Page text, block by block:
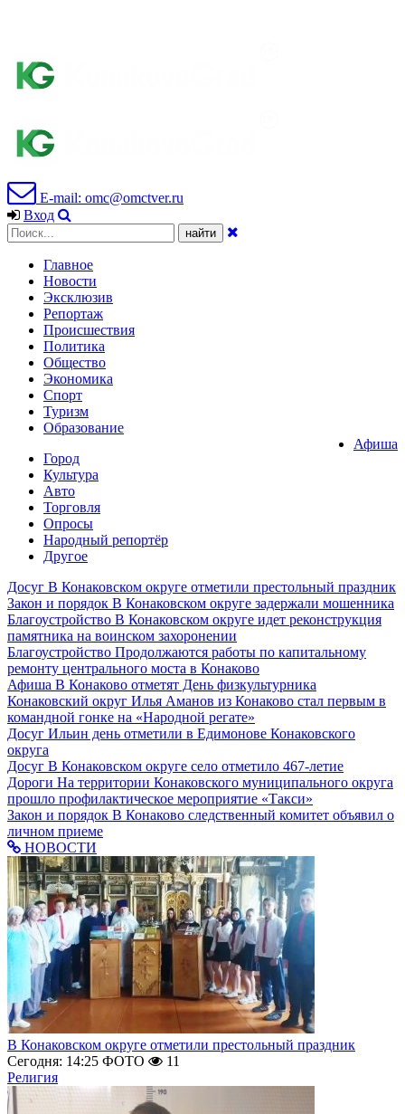
E-mail: omc@omctver.ru
Вход
Главное
Новости
Эксклюзив
Репортаж
Происшествия
Политика
Общество
Экономика
Спорт
Туризм
Образование
Афиша
Город
Культура
Авто
Торговля
Опросы
Народный репортёр
Другое
Досуг В Конаковском округе отметили престольный праздник
Закон и порядок В Конаковском округе задержали мошенника
Благоустройство В Конаковском округе идет реконструкция
памятника на воинском захоронении
Благоустройство Продолжаются работы по капитальному
ремонту центрального моста в Конаково
Афиша В Конаково отметят День физкультурника
Конаковский округ Илья Аманов из Конаково стал первым в
командной гонке на «Народной регате»
Досуг Ильин день отметили в Едимонове Конаковского
округа
Досуг В Конаковском округе село отметило 467-летие
Дороги На территории Конаковского муниципального округа
прошло профилактическое мероприятие «Такси»
Закон и порядок В Конаково следственный комитет объявил о
личном приеме
НОВОСТИ
В Конаковском округе отметили престольный праздник
Сегодня: 14:25 ФОТО
11
Религия